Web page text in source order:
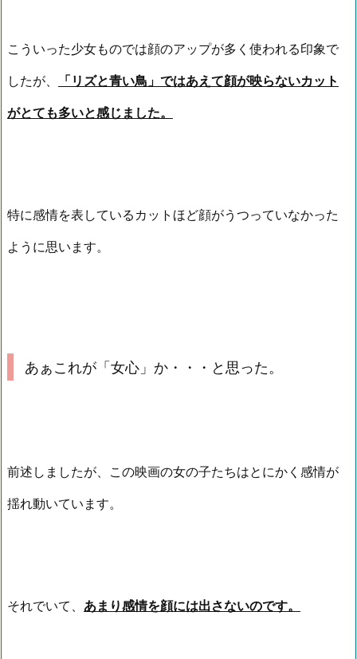
こういった少女ものでは顔のアップが多く使われる印象で
したが、
「リズと青い鳥」ではあえて顔が映らないカット
がとても多いと感じました。
特に感情を表しているカットほど顔がうつっていなかった
ように思います。
あぁこれが「女心」か・・・と思った。
前述しましたが、この映画の女の子たちはとにかく感情が
揺れ動いています。
それでいて、 あまり感情を顔には出さないのです。